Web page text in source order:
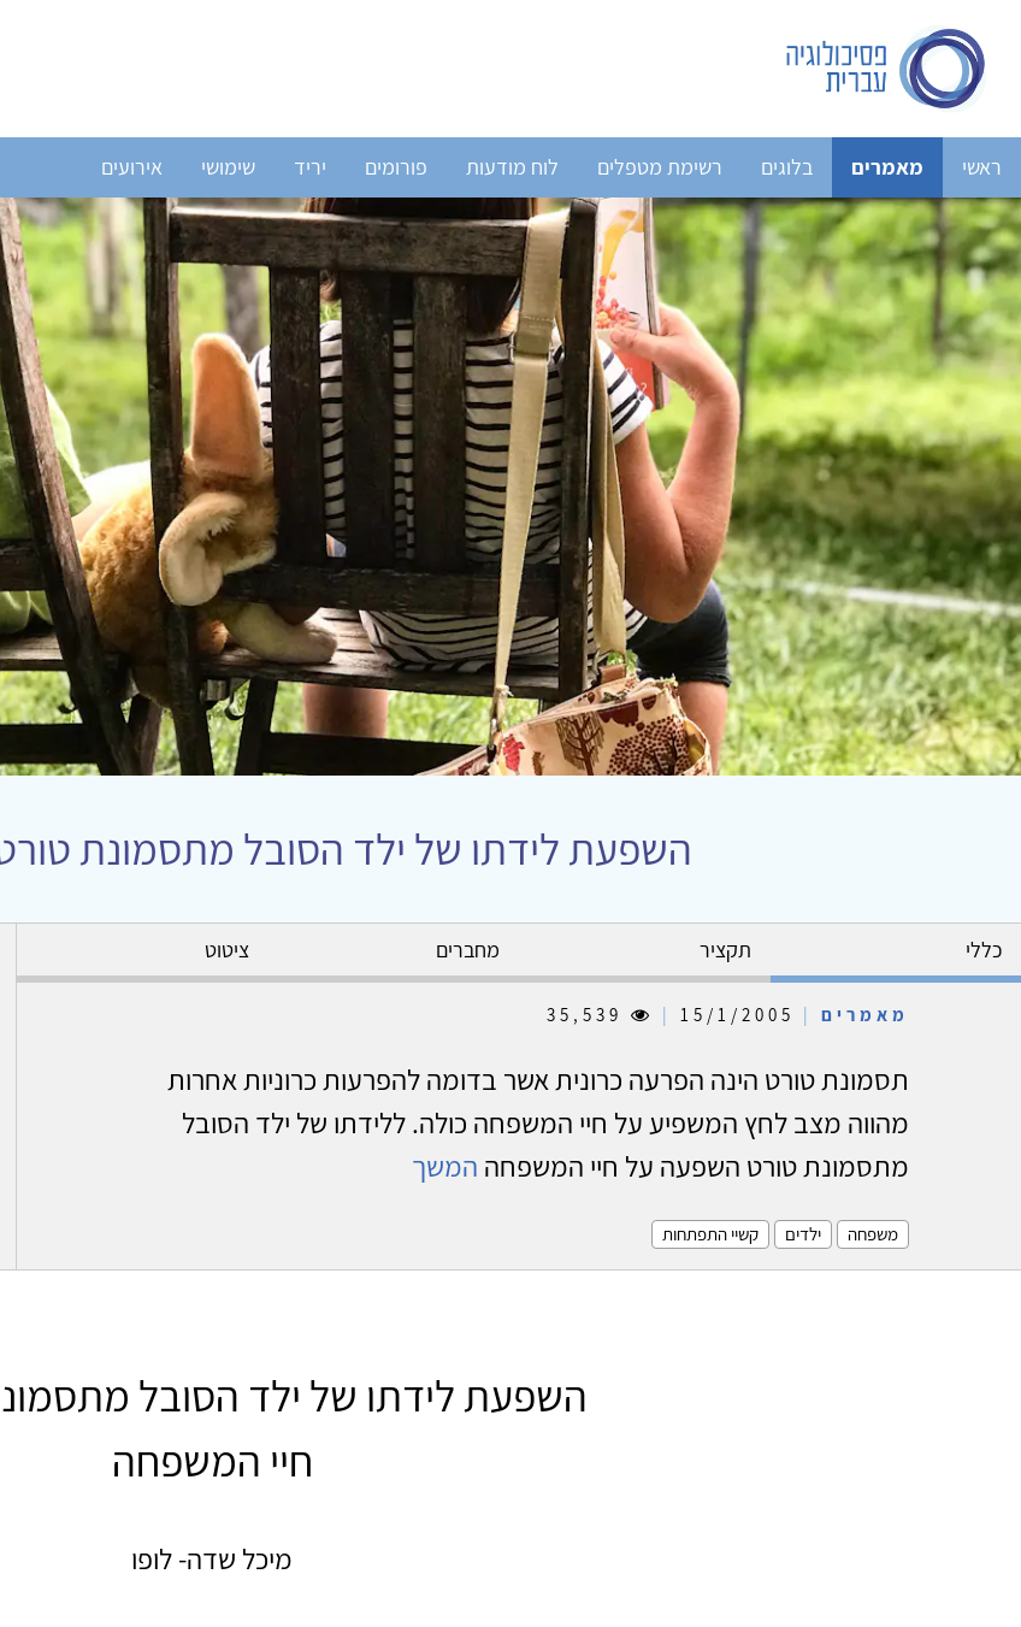
ראשי מאמרים בלוגים רשימת מטפלים לוח מודעות פורומים יריד שימושי אירועים
השפעת לידתו של ילד הסובל מתסמונת
כללי תקציר מחברים ציטוט
מאמרים |
|
תסמונת טורט הינה הפרעה כרונית אשר בדומה להפרעות כרוניות אחרות
מהווה מצב לחץ המשפיע על חיי המשפחה כולה. ללידתו של ילד הסובל
מתסמונת טורט השפעה על חיי המשפחה המשך
משפחה ילדים קשיי התפתחות
השפעת לידתו של ילד הסובל
חיי המשפחה
מיכל שדה- לופו